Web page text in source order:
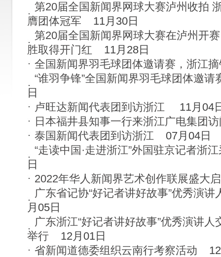
第20届全国新闻界网球大赛泸州收拍
膺团体冠军
11月30日
第20届全国新闻界网球大赛在泸州开
胜取得开门红
11月28日
全国新闻界羽毛球团体邀请赛，浙江
“谁羽争锋”全国新闻界羽毛球团体邀请
日
卢旺达新闻代表团到访浙江
11月04
日本福井县知事一行来浙江广电集团
泰国新闻代表团到访浙江
07月04日
“走读中国·走进浙江”外国驻京记者浙
日
2022年华人新闻界艺术创作联展盛大
广东省记协“好记者讲好故事”优秀演
月05日
广东浙江“好记者讲好故事”优秀演讲
举行
12月01日
省新闻道德委组织云南行考察活动